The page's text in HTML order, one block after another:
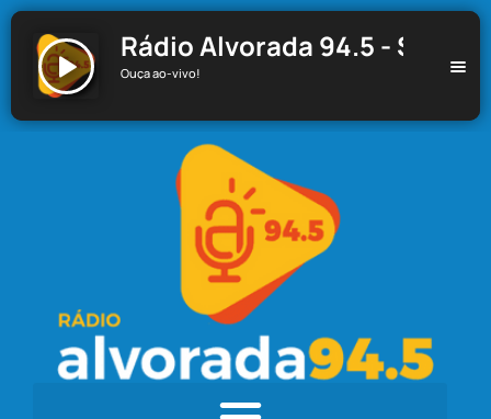
Rádio Alvorada 94.5 - Santa
Ouça ao-vivo!